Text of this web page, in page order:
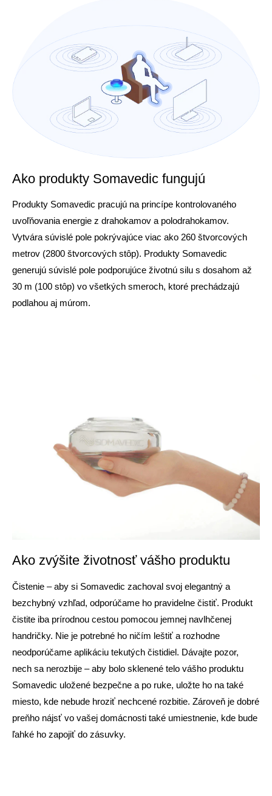
Ako produkty Somavedic fungujú
Produkty Somavedic pracujú na princípe kontrolovaného
uvoľňovania energie z drahokamov a polodrahokamov.
Vytvára súvislé pole pokrývajúce viac ako 260 štvorcových
metrov (2800 štvorcových stôp). Produkty Somavedic
generujú súvislé pole podporujúce životnú silu s dosahom až
30 m (100 stôp) vo všetkých smeroch, ktoré prechádzajú
podlahou aj múrom.
Ako zvýšite životnosť vášho produktu
Čistenie – aby si Somavedic zachoval svoj elegantný a
bezchybný vzhľad, odporúčame ho pravidelne čistiť. Produkt
čistite iba prírodnou cestou pomocou jemnej navlhčenej
handričky. Nie je potrebné ho ničím leštiť a rozhodne
neodporúčame aplikáciu tekutých čistidiel. Dávajte pozor,
nech sa nerozbije – aby bolo sklenené telo vášho produktu
Somavedic uložené bezpečne a po ruke, uložte ho na také
miesto, kde nebude hroziť nechcené rozbitie. Zároveň je dobré
preňho nájsť vo vašej domácnosti také umiestnenie, kde bude
ľahké ho zapojiť do zásuvky.